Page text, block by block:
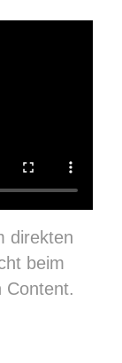
direkten
beim
Content.